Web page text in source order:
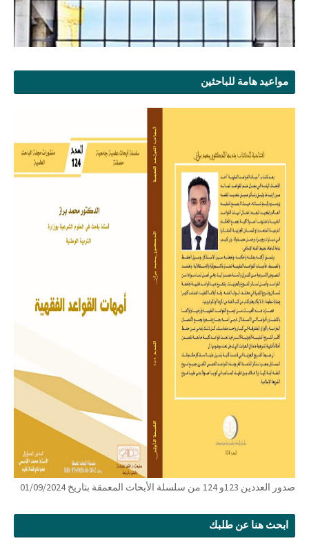
مواعيد هامة للباحثين
صدور العددين 123و 124 من سلسلة الأبحاث المعمقة بتاريخ 01/09/2024
ابحث هنا عن طلبك